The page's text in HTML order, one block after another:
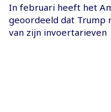
In februari heeft het
geoordeeld dat Trump
van zijn invoertarieven